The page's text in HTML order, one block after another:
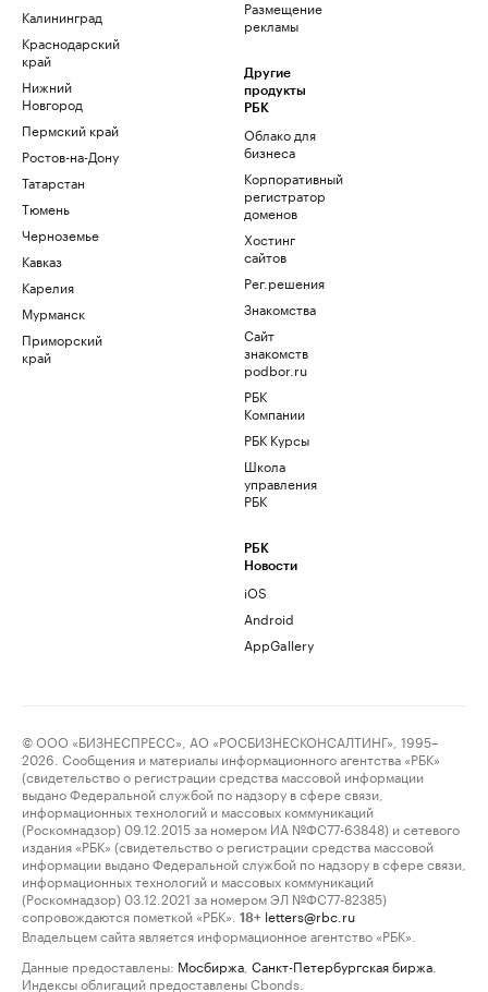
Калининград
Краснодарский
край
Нижний
Новгород
Пермский край
Ростов-на-Дону
Татарстан
Тюмень
Черноземье
Кавказ
Карелия
Мурманск
Приморский
край
Размещение
рекламы
Другие
продукты
РБК
Облако для
бизнеса
Корпоративный
регистратор
доменов
Хостинг
сайтов
Рег.решения
Знакомства
Сайт
знакомств
podbor.ru
РБК
Компании
РБК Курсы
Школа
управления
РБК
РБК
Новости
iOS
Android
AppGallery
© ООО «БИЗНЕСПРЕСС», АО «РОСБИЗНЕСКОНСАЛТИНГ», 1995–
2026. Сообщения и материалы информационного агентства «РБК»
(свидетельство о регистрации средства массовой информации
выдано Федеральной службой по надзору в сфере связи,
информационных технологий и массовых коммуникаций
(Роскомнадзор) 09.12.2015 за номером ИА №ФС77-63848) и сетевого
издания «РБК» (свидетельство о регистрации средства массовой
информации выдано Федеральной службой по надзору в сфере связи,
информационных технологий и массовых коммуникаций
(Роскомнадзор) 03.12.2021 за номером ЭЛ №ФС77-82385)
сопровождаются пометкой «РБК».
18+ letters@rbc.ru
Владельцем сайта является информационное агентство «РБК».
Данные предоставлены: Мосбиржа Санкт-Петербургская биржа
Индексы облигаций предоставлены Cbonds.